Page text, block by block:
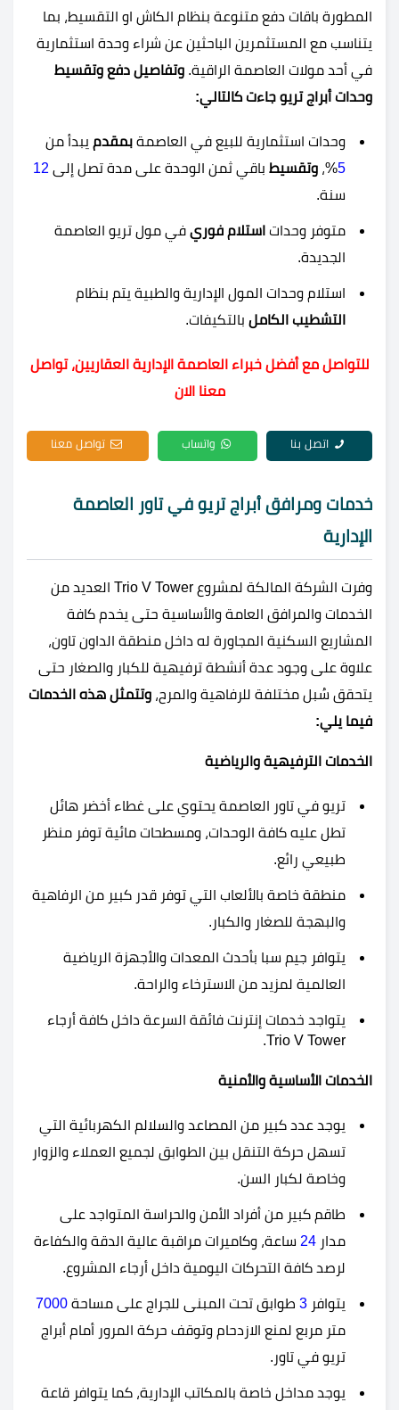
المطورة باقات دفع متنوعة بنظام الكاش او التقسيط، بما
يتناسب مع المستثمرين الباحثين عن شراء وحدة استثمارية
في أحد مولات العاصمة الراقية. وتفاصيل دفع وتقسيط
وحدات أبراج تريو جاءت كالتالي:
وحدات استثمارية للبيع في العاصمة بمقدم يبدأ من
5%، وتقسيط باقي ثمن الوحدة على مدة تصل إلى 12
سنة.
متوفر وحدات استلام فوري في مول تريو العاصمة
الجديدة.
استلام وحدات المول الإدارية والطبية يتم بنظام
التشطيب الكامل بالتكيفات.
للتواصل مع أفضل خبراء العاصمة الإدارية العقاريين، تواصل
معنا الان
اتصل بنا واتساب تواصل معنا
خدمات ومرافق أبراج تريو في تاور العاصمة
الإدارية
وفرت الشركة المالكة لمشروع Trio V Tower العديد من
الخدمات والمرافق العامة والأساسية حتى يخدم كافة
المشاريع السكنية المجاورة له داخل منطقة الداون تاون،
علاوة على وجود عدة أنشطة ترفيهية للكبار والصغار حتى
يتحقق سُبل مختلفة للرفاهية والمرح، وتتمثل هذه الخدمات
فيما يلي:
الخدمات الترفيهية والرياضية
تريو في تاور العاصمة يحتوي على غطاء أخضر هائل
تطل عليه كافة الوحدات، ومسطحات مائية توفر منظر
طبيعي رائع.
منطقة خاصة بالألعاب التي توفر قدر كبير من الرفاهية
والبهجة للصغار والكبار.
يتوافر جيم سبا بأحدث المعدات والأجهزة الرياضية
العالمية لمزيد من الاسترخاء والراحة.
يتواجد خدمات إنترنت فائقة السرعة داخل كافة أرجاء
Trio V Tower.
الخدمات الأساسية والأمنية
يوجد عدد كبير من المصاعد والسلالم الكهربائية التي
تسهل حركة التنقل بين الطوابق لجميع العملاء والزوار
وخاصة لكبار السن.
طاقم كبير من أفراد الأمن والحراسة المتواجد على
مدار 24 ساعة، وكاميرات مراقبة عالية الدقة والكفاءة
لرصد كافة التحركات اليومية داخل أرجاء المشروع.
يتوافر 3 طوابق تحت المبنى للجراج على مساحة 7000
متر مربع لمنع الازدحام وتوقف حركة المرور أمام أبراج
تريو في تاور.
يوجد مداخل خاصة بالمكاتب الإدارية، كما يتوافر قاعة